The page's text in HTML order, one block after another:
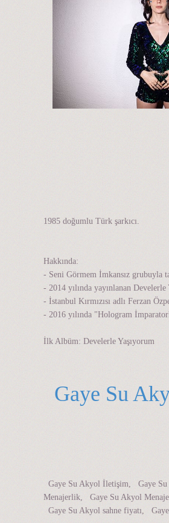
1985 doğumlu Türk şarkıcı.
Hakkında:
- Seni Görmem İmkansız grubuyla
- 2014 yılında yayınlanan
- İstanbul Kırmızısı adlı Ferzan
- 2016 yılında "Hologram
İlk Albüm: Develerle Yaşıyorum
Gaye Su
Gaye Su Akyol İletişim, Gaye
Menajerlik, Gaye Su Akyol
Gaye Su Akyol sahne fiyatı,